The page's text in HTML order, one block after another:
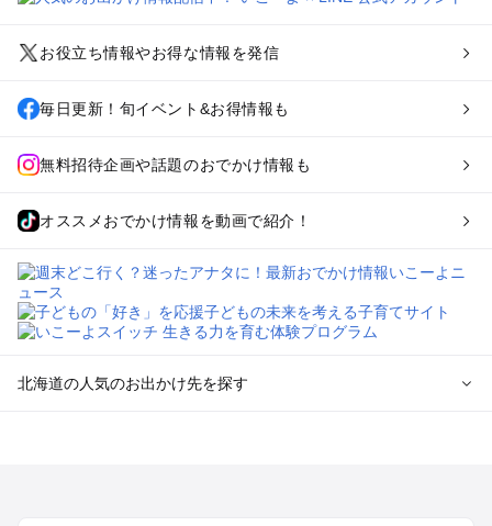
お役立ち情報やお得な情報を発信
毎日更新！旬イベント&お得情報も
無料招待企画や話題のおでかけ情報も
オススメおでかけ情報を動画で紹介！
北海道の人気のお出かけ先を探す